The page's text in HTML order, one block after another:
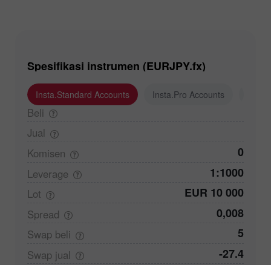
Spesifikasi instrumen (EURJPY.fx)
Insta.Standard Accounts Insta.Pro Accounts
Beli
Jual
Komisen
0
Leverage 1:1000
Lot EUR 10 000
Spread 0,008
Swap beli 5
Swap jual -27.4